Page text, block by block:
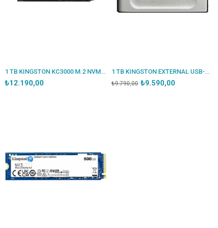
1 TB KINGSTON KC3000 M.2 NVME PCIE GEN4 7000/6000MBS SKC3000S/1024G
₺12.190,00
1 TB KINGSTON EXTERNAL USB-C 3.2 GEN 2X2 SSD 2000/2000 MBS SXS2000/1000GA
₺9.590,00
₺9.790,00